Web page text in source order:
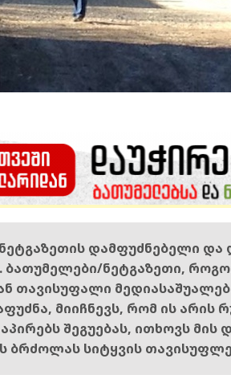
დამფუძნებელი
ბათუმელები/ნეტგაზეთი,
თავისუფალი
მიიჩნევს, რომ ის არის
შეგუებას, ითხოვს
ბრძოლას სიტყვის